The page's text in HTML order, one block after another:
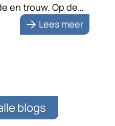
en trouw. Op de
naar elkaar
jaar huwelijk zijn
Lees meer
blogs